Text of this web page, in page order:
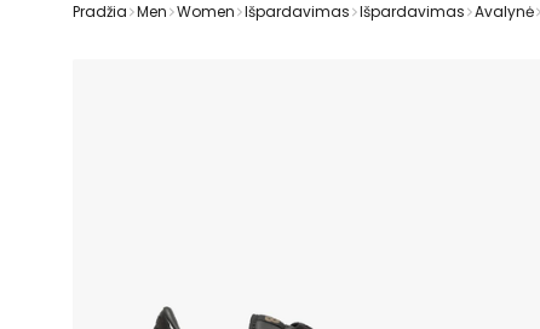
Pradžia Men Women Išpardavimas Išpardavimas Avalynė